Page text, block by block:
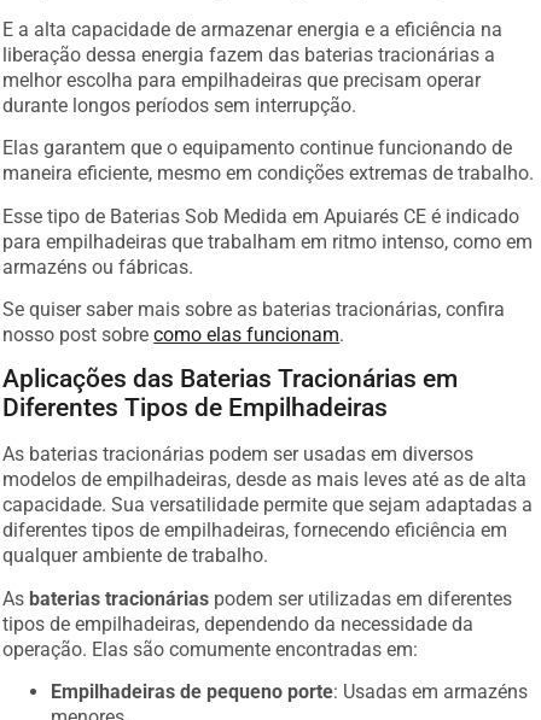
E a alta capacidade de armazenar energia e a eficiência na
liberação dessa energia fazem das baterias tracionárias a
melhor escolha para empilhadeiras que precisam operar
durante longos períodos sem interrupção.
Elas garantem que o equipamento continue funcionando de
maneira eficiente, mesmo em condições extremas de trabalho.
Esse tipo de Baterias Sob Medida em Apuiarés CE é indicado
para empilhadeiras que trabalham em ritmo intenso, como em
armazéns ou fábricas.
Se quiser saber mais sobre as baterias tracionárias, confira
nosso post sobrecomo elas funcionam.
Aplicações das Baterias Tracionárias em
Diferentes Tipos de Empilhadeiras
As baterias tracionárias podem ser usadas em diversos
modelos de empilhadeiras, desde as mais leves até as de alta
capacidade. Sua versatilidade permite que sejam adaptadas a
diferentes tipos de empilhadeiras, fornecendo eficiência em
qualquer ambiente de trabalho.
As baterias tracionárias podem ser utilizadas em diferentes
tipos de empilhadeiras, dependendo da necessidade da
operação. Elas são comumente encontradas em:
Empilhadeiras de pequeno porte: Usadas em armazéns